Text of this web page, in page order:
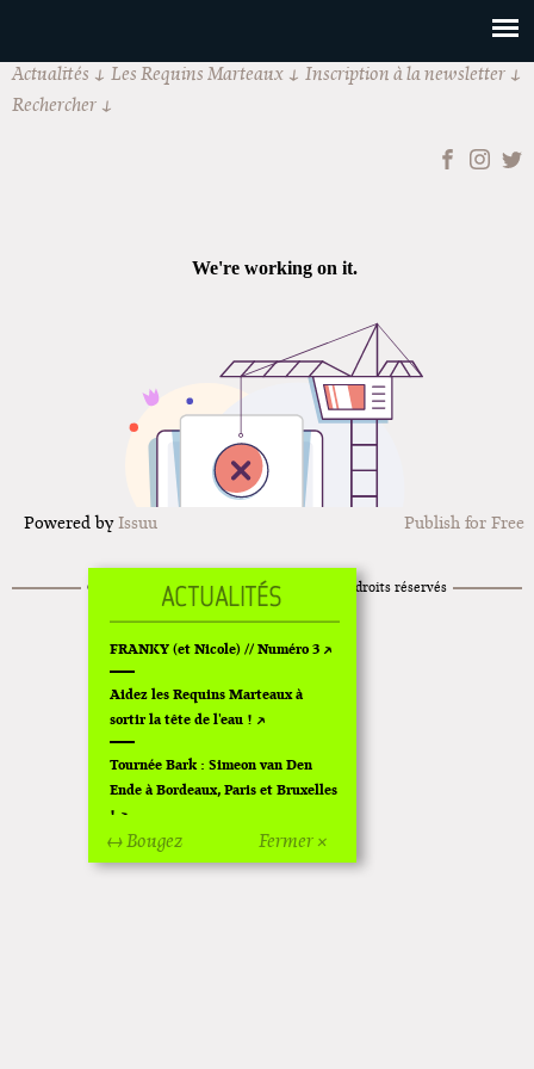
Actualités Les Requins Marteaux
Inscription à la newsletter
Rechercher
Powered byIssuu Publish for Free
© 2014 Les Requins Marteaux
Tous droits réservés
Mentions légales
Fermer ×
↔ Bougez
FRANKY (et Nicole) // Numéro 3
Aidez les Requins Marteaux à
sortir la tête de l'eau !
Tournée Bark : Simeon van Den
Ende à Bordeaux, Paris et Bruxelles
!
Off Of Off d'Angoulême 2024